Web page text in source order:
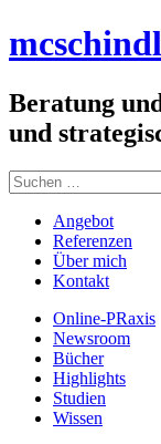
Inhalt
mc
Beratung
und
Suchen
nach:
Angebot
Referenzen
Über mich
Kontakt
Online-PRaxis
Newsroom
Bücher
Highlights
Studien
Wissen